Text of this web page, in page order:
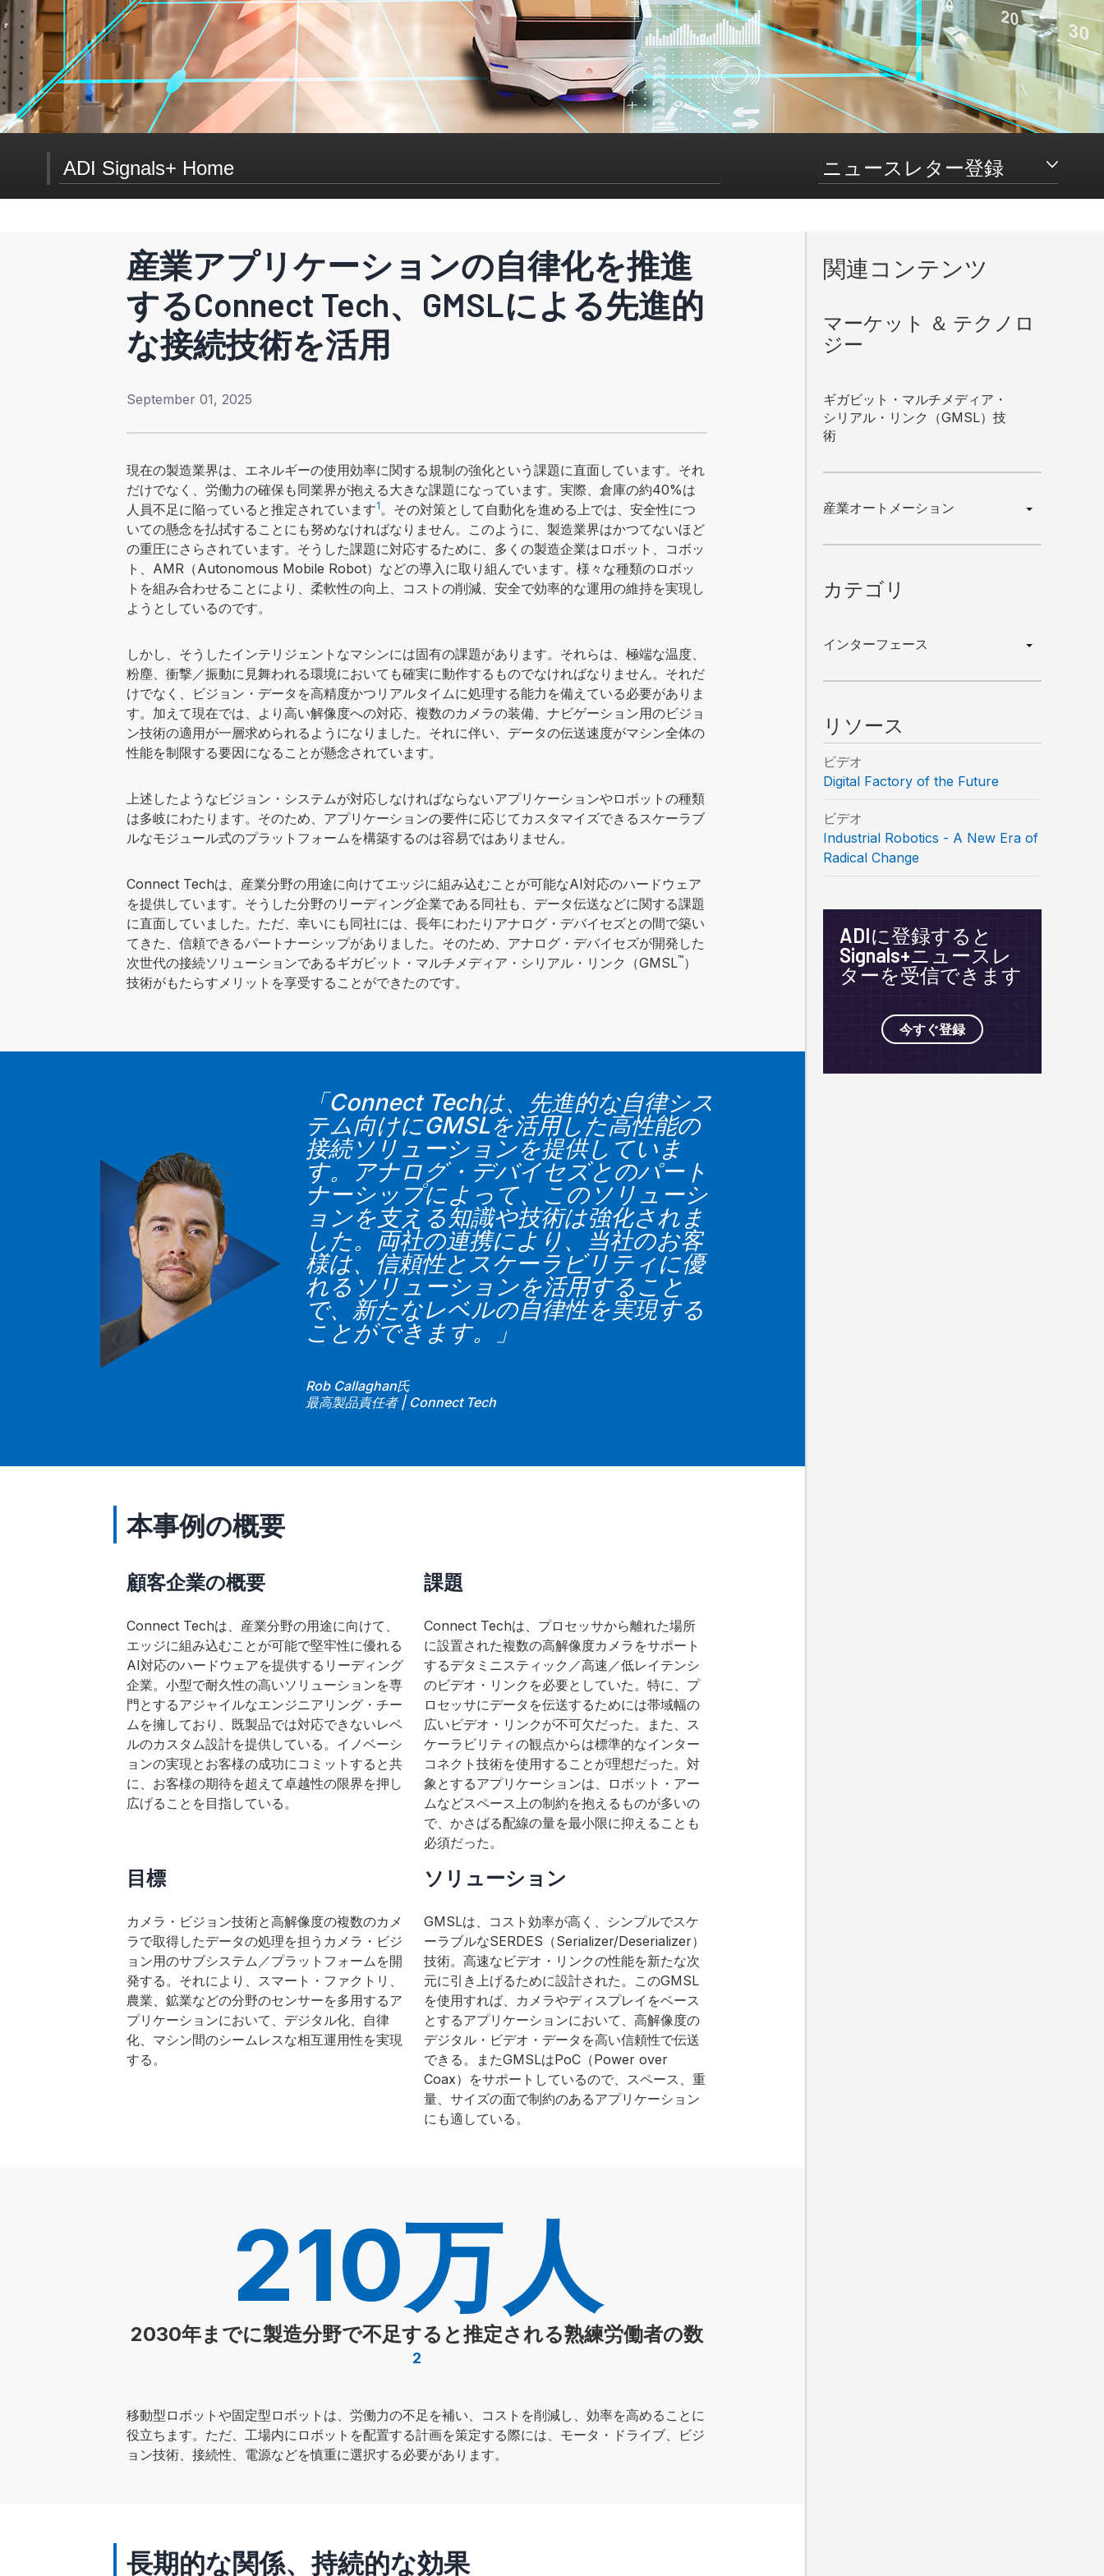
ADI Signals+ Home ニュースレター登録
Signals+ ニュースレター登録
Signals+はコネクティビティ、デジタルヘルス、モビリティ、スマートインダストリーに関する最新情報をお届けします。
「登録する」をクリックすると、Analog Devices, Inc.およびその子会社からマーケティング情報を受け取ることに同意
し、当社のプライバシーポリシーに同意したことになります。プライバシー設定でいつでも配信停止できます。
産業アプリケーションの自律化を推進
するConnect Tech、GMSLによる先進的
な接続技術を活用
September 01, 2025
現在の製造業界は、エネルギーの使用効率に関する規制の強化という課題に直面しています。それ
だけでなく、労働力の確保も同業界が抱える大きな課題になっています。実際、倉庫の約40%は
人員不足に陥っていると推定されています1。その対策として自動化を進める上では、安全性につ
いての懸念を払拭することにも努めなければなりません。このように、製造業界はかつてないほど
の重圧にさらされています。そうした課題に対応するために、多くの製造企業はロボット、コボッ
ト、AMR（Autonomous Mobile Robot）などの導入に取り組んでいます。様々な種類のロボッ
トを組み合わせることにより、柔軟性の向上、コストの削減、安全で効率的な運用の維持を実現し
ようとしているのです。
しかし、そうしたインテリジェントなマシンには固有の課題があります。それらは、極端な温度、
粉塵、衝撃／振動に見舞われる環境においても確実に動作するものでなければなりません。それだ
けでなく、ビジョン・データを高精度かつリアルタイムに処理する能力を備えている必要がありま
す。加えて現在では、より高い解像度への対応、複数のカメラの装備、ナビゲーション用のビジョ
ン技術の適用が一層求められるようになりました。それに伴い、データの伝送速度がマシン全体の
性能を制限する要因になることが懸念されています。
上述したようなビジョン・システムが対応しなければならないアプリケーションやロボットの種類
は多岐にわたります。そのため、アプリケーションの要件に応じてカスタマイズできるスケーラブ
ルなモジュール式のプラットフォームを構築するのは容易ではありません。
Connect Techは、産業分野の用途に向けてエッジに組み込むことが可能なAI対応のハードウェア
を提供しています。そうした分野のリーディング企業である同社も、データ伝送などに関する課題
に直面していました。ただ、幸いにも同社には、長年にわたりアナログ・デバイセズとの間で築い
てきた、信頼できるパートナーシップがありました。そのため、アナログ・デバイセズが開発した
次世代の接続ソリューションであるギガビット・マルチメディア・シリアル・リンク（GMSL™）
技術がもたらすメリットを享受することができたのです。
「Connect Techは、先進的な自律シス
テム向けにGMSLを活用した高性能の
接続ソリューションを提供していま
す。アナログ・デバイセズとのパート
ナーシップによって、このソリューシ
ョンを支える知識や技術は強化されま
した。両社の連携により、当社のお客
様は、信頼性とスケーラビリティに優
れるソリューションを活用すること
で、新たなレベルの自律性を実現する
ことができます。」
Rob Callaghan氏
最高製品責任者 | Connect Tech
本事例の概要
顧客企業の概要
Connect Techは、産業分野の用途に向けて、
エッジに組み込むことが可能で堅牢性に優れる
AI対応のハードウェアを提供するリーディング
企業。小型で耐久性の高いソリューションを専
門とするアジャイルなエンジニアリング・チー
ムを擁しており、既製品では対応できないレベ
ルのカスタム設計を提供している。イノベーシ
ョンの実現とお客様の成功にコミットすると共
に、お客様の期待を超えて卓越性の限界を押し
広げることを目指している。
課題
Connect Techは、プロセッサから離れた場所
に設置された複数の高解像度カメラをサポート
するデタミニスティック／高速／低レイテンシ
のビデオ・リンクを必要としていた。特に、プ
ロセッサにデータを伝送するためには帯域幅の
広いビデオ・リンクが不可欠だった。また、ス
ケーラビリティの観点からは標準的なインター
コネクト技術を使用することが理想だった。対
象とするアプリケーションは、ロボット・アー
ムなどスペース上の制約を抱えるものが多いの
で、かさばる配線の量を最小限に抑えることも
必須だった。
目標
カメラ・ビジョン技術と高解像度の複数のカメ
ラで取得したデータの処理を担うカメラ・ビジ
ョン用のサブシステム／プラットフォームを開
発する。それにより、スマート・ファクトリ、
農業、鉱業などの分野のセンサーを多用するア
プリケーションにおいて、デジタル化、自律
化、マシン間のシームレスな相互運用性を実現
する。
ソリューション
GMSLは、コスト効率が高く、シンプルでスケ
ーラブルなSERDES（Serializer/Deserializer）
技術。高速なビデオ・リンクの性能を新たな次
元に引き上げるために設計された。このGMSL
を使用すれば、カメラやディスプレイをベース
とするアプリケーションにおいて、高解像度の
デジタル・ビデオ・データを高い信頼性で伝送
できる。またGMSLはPoC（Power over
Coax）をサポートしているので、スペース、重
量、サイズの面で制約のあるアプリケーション
にも適している。
210万人
2030年までに製造分野で不足すると推定される熟練労働者の数
2
移動型ロボットや固定型ロボットは、労働力の不足を補い、コストを削減し、効率を高めることに
役立ちます。ただ、工場内にロボットを配置する計画を策定する際には、モータ・ドライブ、ビジ
ョン技術、接続性、電源などを慎重に選択する必要があります。
長期的な関係、持続的な効果
関連コンテンツ
マーケット ＆ テクノロ
ジー
ギガビット・マルチメディア・
シリアル・リンク（GMSL）技
術
産業オートメーション
カテゴリ
インターフェース
リソース
ビデオ
Digital Factory of the Future
ビデオ
Industrial Robotics - A New Era of
Radical Change
ADIに登録すると
Signals+ニュースレ
ターを受信できます
今すぐ登録